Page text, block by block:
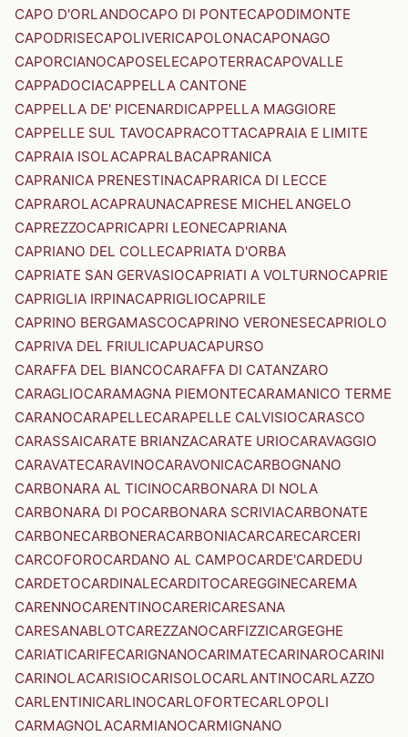
CAPO D'ORLANDOCAPO DI PONTECAPODIMONTE
CAPODRISECAPOLIVERICAPOLONACAPONAGO
CAPORCIANOCAPOSELECAPOTERRACAPOVALLE
CAPPADOCIACAPPELLA CANTONE
CAPPELLA DE' PICENARDICAPPELLA MAGGIORE
CAPPELLE SUL TAVOCAPRACOTTACAPRAIA E LIMITE
CAPRAIA ISOLACAPRALBACAPRANICA
CAPRANICA PRENESTINACAPRARICA DI LECCE
CAPRAROLACAPRAUNACAPRESE MICHELANGELO
CAPREZZOCAPRICAPRI LEONECAPRIANA
CAPRIANO DEL COLLECAPRIATA D'ORBA
CAPRIATE SAN GERVASIOCAPRIATI A VOLTURNOCAPRIE
CAPRIGLIA IRPINACAPRIGLIOCAPRILE
CAPRINO BERGAMASCOCAPRINO VERONESECAPRIOLO
CAPRIVA DEL FRIULICAPUACAPURSO
CARAFFA DEL BIANCOCARAFFA DI CATANZARO
CARAGLIOCARAMAGNA PIEMONTECARAMANICO TERME
CARANOCARAPELLECARAPELLE CALVISIOCARASCO
CARASSAICARATE BRIANZACARATE URIOCARAVAGGIO
CARAVATECARAVINOCARAVONICACARBOGNANO
CARBONARA AL TICINOCARBONARA DI NOLA
CARBONARA DI POCARBONARA SCRIVIACARBONATE
CARBONECARBONERACARBONIACARCARECARCERI
CARCOFOROCARDANO AL CAMPOCARDE'CARDEDU
CARDETOCARDINALECARDITOCAREGGINECAREMA
CARENNOCARENTINOCARERICARESANA
CARESANABLOTCAREZZANOCARFIZZICARGEGHE
CARIATICARIFECARIGNANOCARIMATECARINAROCARINI
CARINOLACARISIOCARISOLOCARLANTINOCARLAZZO
CARLENTINICARLINOCARLOFORTECARLOPOLI
CARMAGNOLACARMIANOCARMIGNANO